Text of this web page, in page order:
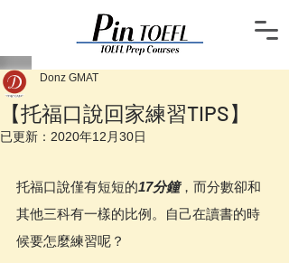
【托福口說回家練習TIPS】
Donz GMAT
已更新： 2020年12月30日
托福口說僅有短短的17分鐘，而分數卻和
其他三科有一樣的比例。自己在讀書的時
候要怎麼練習呢？